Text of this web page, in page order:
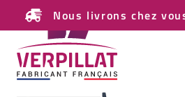
Nous livrons chez